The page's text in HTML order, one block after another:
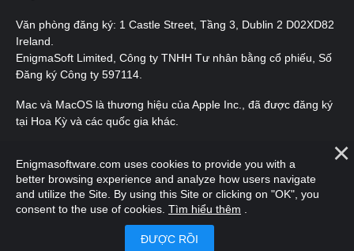
Văn phòng đăng ký: 1 Castle Street, Tầng 3, Dublin 2 D02XD82
Ireland.
EnigmaSoft Limited, Công ty TNHH Tư nhân bằng cổ phiếu, Số
Đăng ký Công ty 597114.
Mac và MacOS là thương hiệu của Apple Inc., đã được đăng ký
tại Hoa Kỳ và các quốc gia khác.
lưu.
Enigmasoftware.com uses cookies to provide you with a
better browsing experience and analyze how users navigate
and utilize the Site. By using this Site or clicking on "OK", you
consent to the use of cookies. Tìm hiểu thêm